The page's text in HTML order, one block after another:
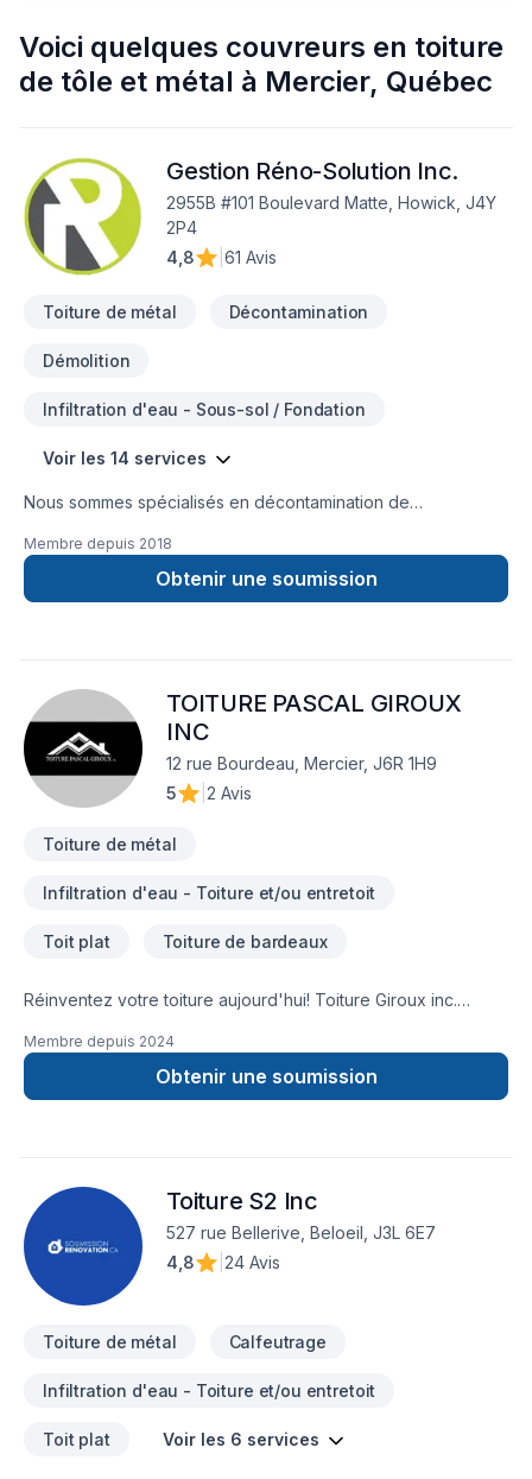
Voici quelques couvreurs en toiture
de tôle et métal à Mercier, Québec
Gestion Réno-Solution Inc.
2955B #101 Boulevard Matte, Howick, J4Y
2P4
4,8
61 Avis
Toiture de métal Décontamination
Démolition
Infiltration d'eau - Sous-sol / Fondation
Voir les 14 services
Nous sommes spécialisés en décontamination de
l'isolation. Nous couvrons principalement la Montérégie,
Estrie, Centre du Québec, Grand Montréal, Rive-Nord et
Lanaudière mais aussi, sur demande, dans d'autres régions
agents immobiliers. Nous nous déplaçons gratuitement pour
évaluer sur place vos projets de travaux. N'hésitez pas à
communiquer avec nous pour le meilleur service possible!
Membre depuis 2018
Obtenir une soumission
TOITURE PASCAL GIROUX
INC
12 rue Bourdeau, Mercier, J6R 1H9
5
2 Avis
Toiture de métal
Infiltration d'eau - Toiture et/ou entretoit
Toit plat Toiture de bardeaux
Réinventez votre toiture aujourd'hui! Toiture Giroux inc.
réfection de toiture. Son équipe, composée de
professionnels compétents et passionnés, effectue la
restauration de votre toiture avec la plus grande minutie et
habitation.
Membre depuis 2024
Obtenir une soumission
Toiture S2 Inc
527 rue Bellerive, Beloeil, J3L 6E7
4,8
24 Avis
Toiture de métal Calfeutrage
Infiltration d'eau - Toiture et/ou entretoit
Toit plat Voir les 6 services